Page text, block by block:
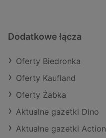
Dodatkowe łącza
Oferty Biedronka
Oferty Kaufland
Oferty Żabka
Aktualne gazetki Dino
Aktualne gazetki Action